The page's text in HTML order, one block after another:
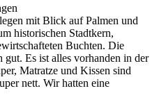
mit Blick auf Palmen und
historischen Stadtkern,
Buchten. Die
Es ist alles vorhanden in der
Matratze und Kissen sind
nett. Wir hatten eine